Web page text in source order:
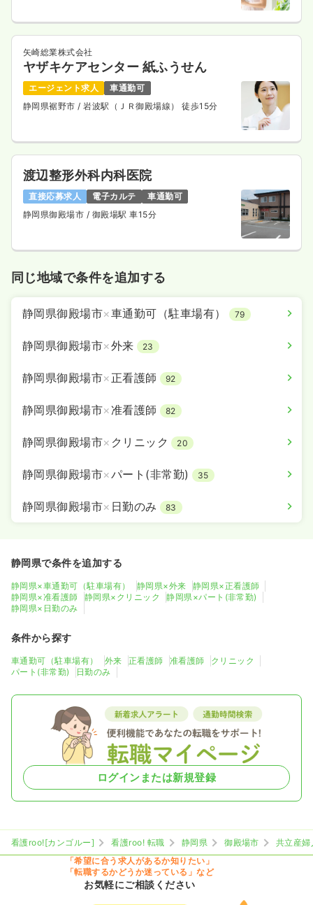
矢崎総業株式会社
ヤザキケアセンター 紙ふうせん
エージェント求人
車通勤可
静岡県裾野市/ 岩波駅（ＪＲ御殿場線） 徒歩15分
渡辺整形外科内科医院
直接応募求人 電子カルテ
車通勤可
静岡県御殿場市 / 御殿場駅 車15分
同じ地域で条件を追加する
静岡県御殿場市×車通勤可（駐車場有） 79
静岡県御殿場市×外来 23
静岡県御殿場市× 正看護師 92
静岡県御殿場市×准看護師 82
静岡県御殿場市× クリニック 20
静岡県御殿場市×パート(非常勤) 35
静岡県御殿場市× 日勤のみ 83
静岡県で条件を追加する
静岡県×車通勤可（駐車場有） 静岡県×外来
静岡県×正看護師
静岡県×准看護師
静岡県×クリニック
静岡県×パート(非常勤)
静岡県×日勤のみ
条件から探す
車通勤可（駐車場有） 外来 正看護師 准看護師
クリニック
パート(非常勤)
日勤のみ
ログインまたは新規登録
看護roo![カンゴルー] 看護roo! 転職 静岡県 御殿場市
共立産
「希望に合う求人があるか知りたい」
「転職するかどうか迷っている」など
お気軽にご相談ください